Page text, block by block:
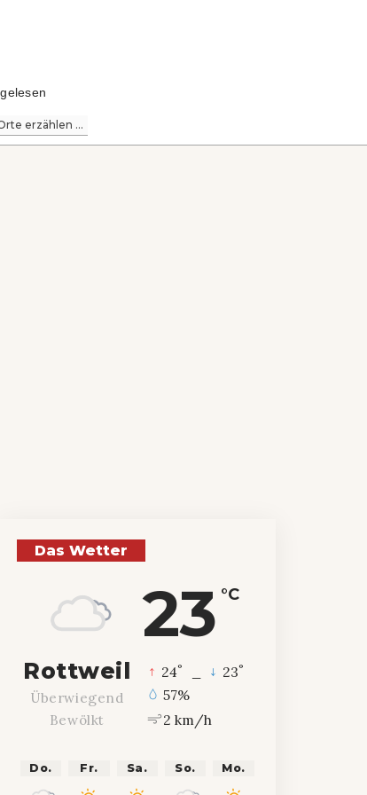
erzählen ...
Das Wetter
23 °C
Rottweil
Überwiegend
Bewölkt
24° 23°
57%
2 km/h
Do. Fr. Sa. So. Mo.